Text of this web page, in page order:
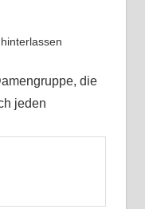
die
jeden